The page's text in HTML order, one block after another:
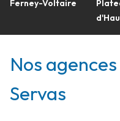
Ferney-Voltaire
Nos
Servas